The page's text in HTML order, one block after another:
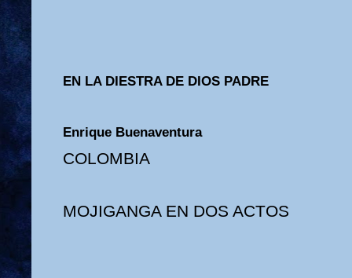
EN LA DIESTRA DE DIOS PADRE
Enrique Buenaventura
COLOMBIA
MOJIGANGA EN DOS ACTOS